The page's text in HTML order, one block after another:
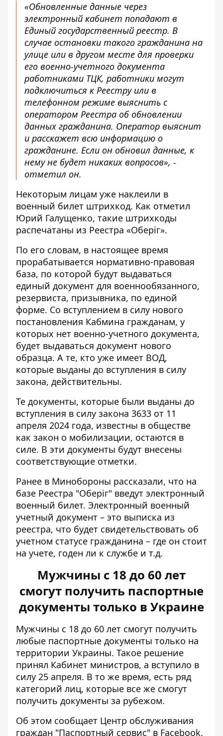
«Обновленные данные через
электронный кабинет попадают в
Единый государственный реестр. В
случае остановки такого гражданина на
улице или в другом месте для проверки
его военно-учетного документа
работниками ТЦК, работники могут
подключиться к Реестру или в
телефонном режиме выяснить с
оператором Реестра об обновлении
данных гражданина. Оператор выяснит
и расскажет всю информацию о
гражданине. Если он обновил данные, к
нему не будет никаких вопросов», -
отметил он.
Некоторым лицам уже наклеили в
военный билет штрихкод. Как отметил
Юрий Галущенко, такие штрихкоды
распечатаны из Реестра «Оберіг».
По его словам, в настоящее время
прорабатывается нормативно-правовая
база, по которой будут выдаваться
единый документ для военнообязанного,
резервиста, призывника, по единой
форме. Со вступлением в силу нового
постановления Кабмина гражданам, у
которых нет военно-учетного документа,
будет выдаваться документ нового
образца. А те, кто уже имеет ВОД,
которые выданы до вступления в силу
закона, действительны.
Те документы, которые были выданы до
вступления в силу закона 3633 от 11
апреля 2024 года, известны в обществе
как закон о мобилизации, остаются в
силе. В эти документы будут внесены
соответствующие отметки.
Ранее в Минобороны рассказали, что на
базе Реестра "Оберіг" введут электронный
военный билет. Электронный военный
учетный документ – это выписка из
реестра, что будет свидетельствовать об
учетном статусе гражданина – где он стоит
на учете, годен ли к службе и т.д.
Мужчины с 18 до 60 лет
смогут получить паспортные
документы только в Украине
Мужчины с 18 до 60 лет смогут получить
любые паспортные документы только на
территории Украины. Такое решение
принял Кабинет министров, а вступило в
силу 25 апреля. В то же время, есть ряд
категорий лиц, которые все же смогут
получить документы за рубежом.
Об этом сообщает Центр обслуживания
граждан "Паспортный сервис" в Facebook.